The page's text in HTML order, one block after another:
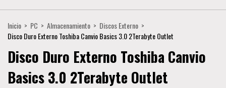
Inicio > PC > Almacenamiento > Discos Externo >
Disco Duro Externo Toshiba Canvio Basics 3.0 2Terabyte Outlet
Disco Duro Externo Toshiba Canvio
Basics 3.0 2Terabyte Outlet